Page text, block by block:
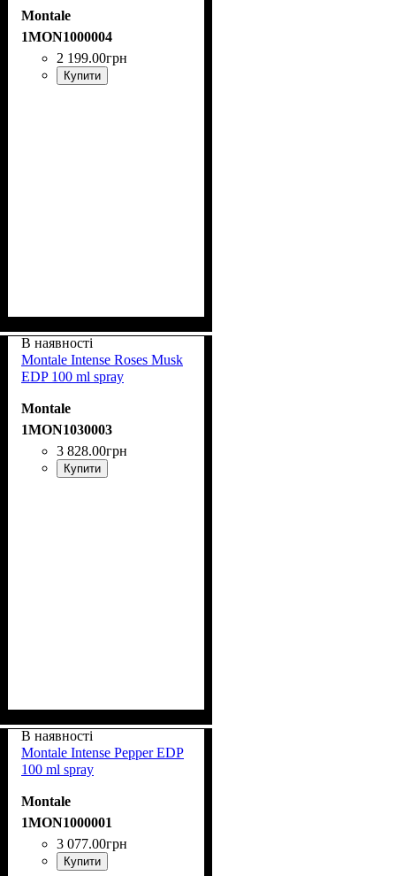
Montale
1MON1000004
2 199.00грн
Купити
В наявності
Montale Intense Roses Musk
EDP 100 ml spray
Montale
1MON1030003
3 828.00грн
Купити
В наявності
Montale Intense Pepper EDP
100 ml spray
Montale
1MON1000001
3 077.00грн
Купити